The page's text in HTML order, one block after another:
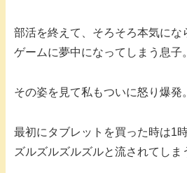
部活を終えて、そろそろ本気にな
ゲームに夢中になってしまう息子。
その姿を見て私もついに怒り爆発。
最初にタブレットを買った時は1
ズルズルズルズルと流されてしま